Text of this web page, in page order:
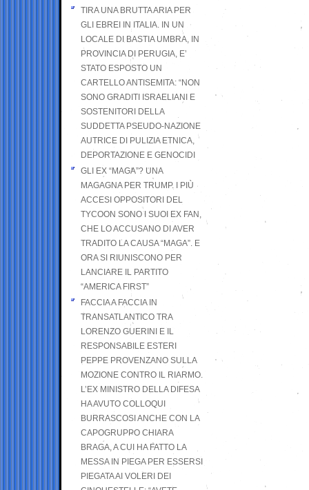
TIRA UNA BRUTTA ARIA PER
GLI EBREI IN ITALIA. IN UN
LOCALE DI BASTIA UMBRA, IN
PROVINCIA DI PERUGIA, E’
STATO ESPOSTO UN
CARTELLO ANTISEMITA: “NON
SONO GRADITI ISRAELIANI E
SOSTENITORI DELLA
SUDDETTA PSEUDO-NAZIONE
AUTRICE DI PULIZIA ETNICA,
DEPORTAZIONE E GENOCIDI
GLI EX “MAGA”? UNA
MAGAGNA PER TRUMP. I PIÙ
ACCESI OPPOSITORI DEL
TYCOON SONO I SUOI EX FAN,
CHE LO ACCUSANO DI AVER
TRADITO LA CAUSA “MAGA”. E
ORA SI RIUNISCONO PER
LANCIARE IL PARTITO
“AMERICA FIRST”
FACCIA A FACCIA IN
TRANSATLANTICO TRA
LORENZO GUERINI E IL
RESPONSABILE ESTERI
PEPPE PROVENZANO SULLA
MOZIONE CONTRO IL RIARMO.
L’EX MINISTRO DELLA DIFESA
HA AVUTO COLLOQUI
BURRASCOSI ANCHE CON LA
CAPOGRUPPO CHIARA
BRAGA, A CUI HA FATTO LA
MESSA IN PIEGA PER ESSERSI
PIEGATA AI VOLERI DEI